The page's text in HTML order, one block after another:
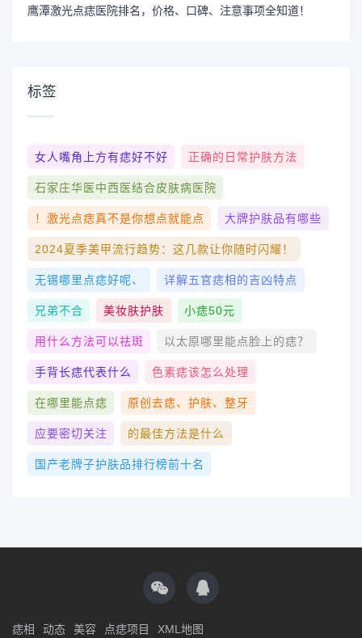
鹰潭激光点痣医院排名，价格、口碑、注意事项全知道！
标签
女人嘴角上方有痣好不好 正确的日常护肤方法
石家庄华医中西医结合皮肤病医院
！激光点痣真不是你想点就能点 大牌护肤品有哪些
2024夏季美甲流行趋势：这几款让你随时闪耀！
无锡哪里点痣好呢、 详解五官痣相的吉凶特点
兄弟不合 美妆肤护肤 小痣50元
用什么方法可以祛斑 以太原哪里能点脸上的痣？
手背长痣代表什么 色素痣该怎么处理
在哪里能点痣 原创去痣、护肤、整牙
应要密切关注 的最佳方法是什么
国产老牌子护肤品排行榜前十名
痣相 动态 美容 点痣项目 XML地图